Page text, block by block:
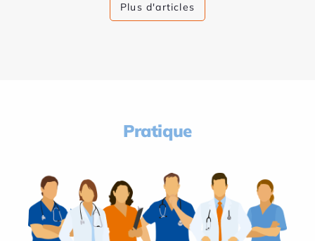
Plus d'articles
Pratique